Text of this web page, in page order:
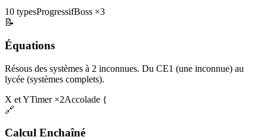
10 typesProgressifBoss ×3
📝
Équations
Résous des systèmes à 2 inconnues. Du CE1 (une inconnue) au
lycée (systèmes complets).
X et YTimer ×2Accolade {
🔗
Calcul Enchaîné